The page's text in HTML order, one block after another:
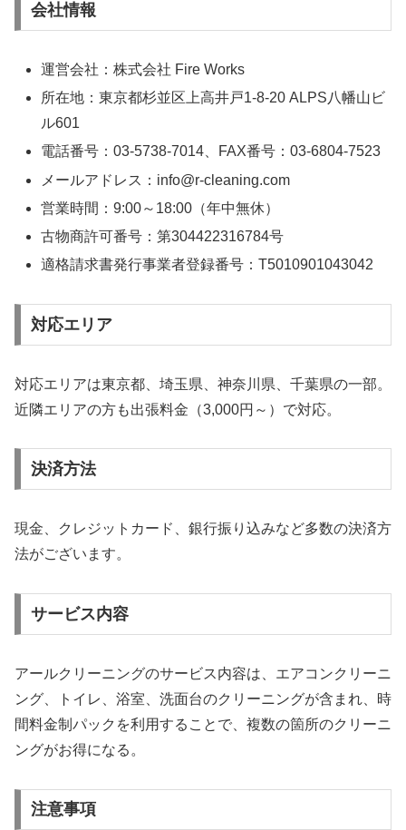
会社情報
運営会社：株式会社 Fire Works
所在地：東京都杉並区上高井戸1-8-20 ALPS八幡山ビ
ル601
電話番号：03-5738-7014、FAX番号：03-6804-7523
メールアドレス：info@r-cleaning.com
営業時間：9:00～18:00（年中無休）
古物商許可番号：第304422316784号
適格請求書発行事業者登録番号：T5010901043042
対応エリア
対応エリアは東京都、埼玉県、神奈川県、千葉県の一部。
近隣エリアの方も出張料金（3,000円～）で対応。
決済方法
現金、クレジットカード、銀行振り込みなど多数の決済方
法がございます。
サービス内容
アールクリーニングのサービス内容は、エアコンクリーニ
ング、トイレ、浴室、洗面台のクリーニングが含まれ、時
間料金制パックを利用することで、複数の箇所のクリーニ
ングがお得になる。
注意事項